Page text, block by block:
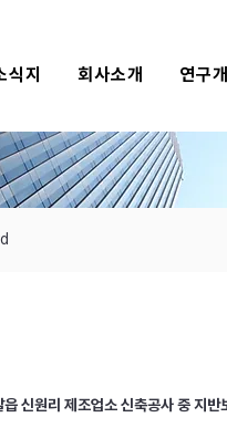
식지 회사소개 연구
읍 신원리 제조업소 신축공사 중 지반